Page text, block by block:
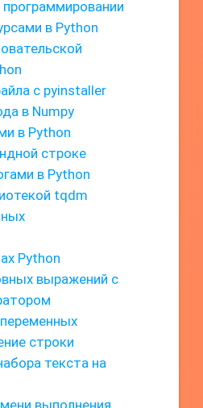
в Python
с pyinstaller
в Numpy
в Python
строке
в Python
tqdm
Python
выражений с
строки
текста на
выполнения